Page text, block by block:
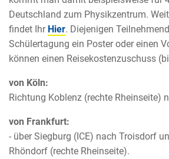
Deutschland zum Physikzentrum.
findet Ihr Hier. Diejenigen
Schülertagung ein Poster oder einen
können einen Reisekostenzuschuss
von Köln:
Richtung Koblenz (rechte Rheinseite)
von Frankfurt:
- über Siegburg (ICE) nach Troisdorf
Rhöndorf (rechte Rheinseite).